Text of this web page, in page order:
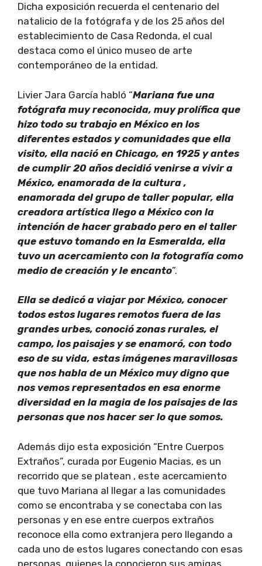
Dicha exposición recuerda el centenario del
natalicio de la fotógrafa y de los 25 años del
establecimiento de Casa Redonda, el cual
destaca como el único museo de arte
contemporáneo de la entidad.
Livier Jara García habló “Mariana fue una
fotógrafa muy reconocida, muy prolífica que
hizo todo su trabajo en México en los
diferentes estados y comunidades que ella
visito, ella nació en Chicago, en 1925 y antes
de cumplir 20 años decidió venirse a vivir a
México, enamorada de la cultura ,
enamorada del grupo de taller popular, ella
creadora artística llego a México con la
intención de hacer grabado pero en el taller
que estuvo tomando en la Esmeralda, ella
tuvo un acercamiento con la fotografía como
medio de creación y le encanto”.
Ella se dedicó a viajar por México, conocer
todos estos lugares remotos fuera de las
grandes urbes, conoció zonas rurales, el
campo, los paisajes y se enamoró, con todo
eso de su vida, estas imágenes maravillosas
que nos habla de un México muy digno que
nos vemos representados en esa enorme
diversidad en la magia de los paisajes de las
personas que nos hacer ser lo que somos.
Además dijo esta exposición “Entre Cuerpos
Extraños”, curada por Eugenio Macias, es un
recorrido que se platean , este acercamiento
que tuvo Mariana al llegar a las comunidades
como se encontraba y se conectaba con las
personas y en ese entre cuerpos extraños
reconoce ella como extranjera pero llegando a
cada uno de estos lugares conectando con esas
personas, quienes la conocieron sus amigas